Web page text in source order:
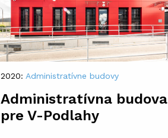
2020: Administratívne budovy
Administratívna budova
pre V-Podlahy